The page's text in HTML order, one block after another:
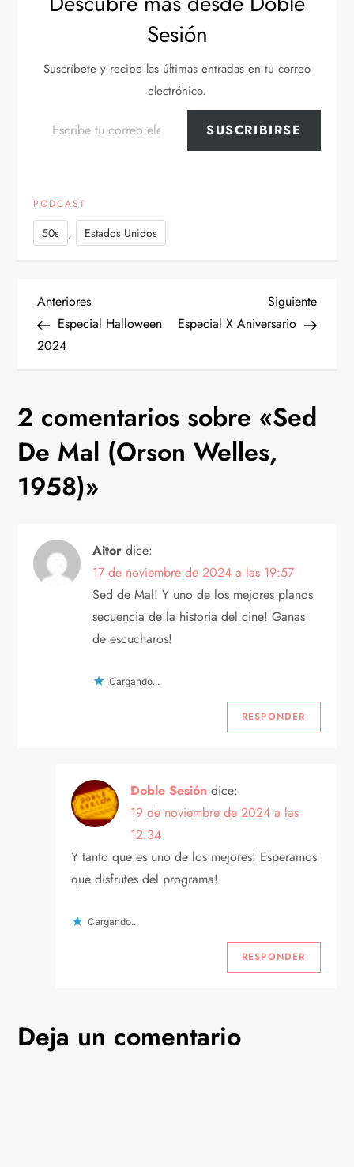
Sesión
Suscríbete y recibe las últimas entradas en tu correo
electrónico.
SUSCRIBIRSE
PODCAST
50s , Estados Unidos
N
a
e
g
a
c
i
Entrada
anterior
Anteriores
Especial Halloween
2024
Siguiente
Especial X Aniversario
2 comentarios sobre «Sed
De Mal (Orson Welles,
1958)»
Aitor dice:
17 de noviembre de 2024 a las 19:57
Sed de Mal! Y uno de los mejores planos
secuencia de la historia del cine! Ganas
de escucharos!
Cargando...
RESPONDER
Doble Sesión dice:
19 de noviembre de 2024 a las
12:34
Y tanto que es uno de los mejores! Esperamos
que disfrutes del programa!
Cargando...
RESPONDER
Deja un comentario